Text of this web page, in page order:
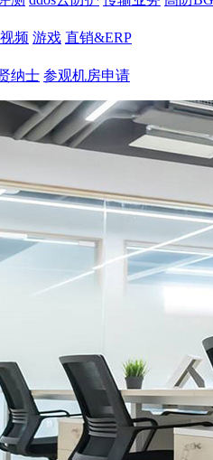
频 游戏 直销&ERP
纳士 参观机房申请